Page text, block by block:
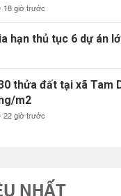
18 giờ trước
hạn thủ tục 6 dự án
thửa đất tại xã Tam
m2
22 giờ trước